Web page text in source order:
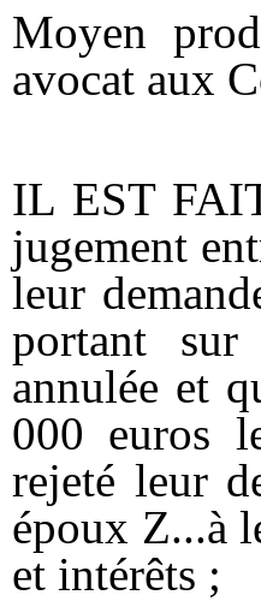
Moyen
avocat aux
IL EST
jugement
leur
portant sur
annulée et
000 euros
rejeté leur
époux Z...à
et intérêts ;